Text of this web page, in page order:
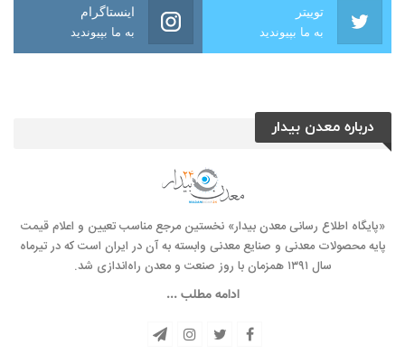
توییتر
به ما بپیوندید
اینستاگرام
به ما بپیوندید
درباره معدن بیدار
«پایگاه اطلاع رسانی معدن بیدار» نخستین مرجع مناسب تعیین و اعلام قیمت
پایه محصولات معدنی و صنایع معدنی وابسته به آن در ایران است که در تیرماه
سال ۱۳۹۱ همزمان با روز صنعت و معدن راه‌‌اندازی شد.
ادامه مطلب ...